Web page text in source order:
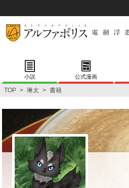
小説 公式漫画
TOP > 琳太 > 書籍